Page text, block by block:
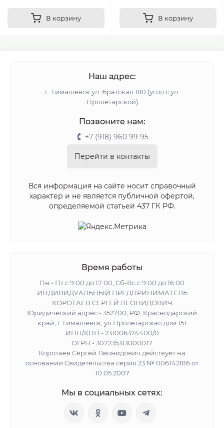
В корзину В корзину
Наш адрес:
г. Тимашевск ул. Братская 180 (угол с ул.
Пролетарской)
Позвоните нам:
+7 (918) 960 99 95
Перейти в контакты
Вся информация на сайте носит справочный
характер и не является публичной офертой,
определяемой статьей 437 ГК РФ.
Время работы
Пн - Пт с 9:00 до 17:00, Сб-Вс с 9:00 до 16:00
ИНДИВИДУАЛЬНЫЙ ПРЕДПРИНИМАТЕЛЬ
КОРОТАЕВ СЕРГЕЙ ЛЕОНИДОВИЧ
Юридический адрес - 352700, РФ, Краснодарский
край, г.Тимашевск, ул.Пролетарская дом 151
ИНН/КПП - 231006374400/0
ОГРН - 307235313000017
Коротаев Сергей Леонидович действует на
основании Свидетельства серия 23 № 006142816 от
10.05.2007
Мы в социальных сетях: